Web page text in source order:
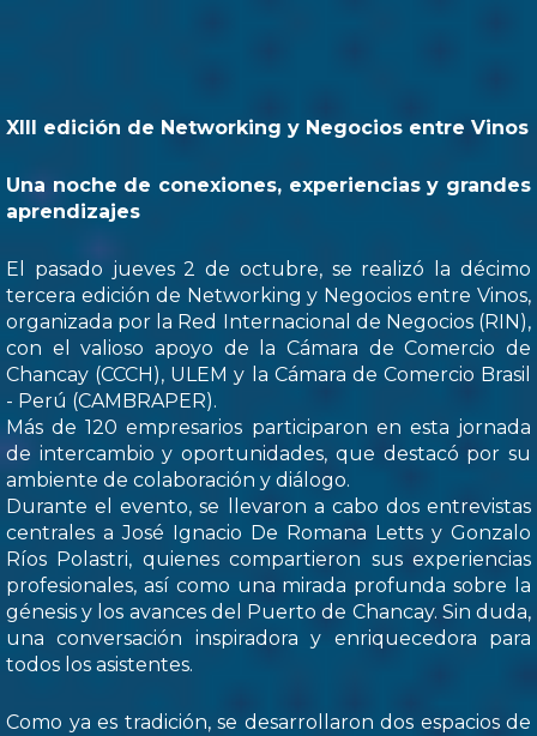
XIII edición de Networking y Negocios entre Vinos
Una noche de conexiones, experiencias y grandes
aprendizajes
El pasado jueves 2 de octubre, se realizó la décimo
tercera edición de Networking y Negocios entre Vinos,
organizada por la Red Internacional de Negocios (RIN),
con el valioso apoyo de la Cámara de Comercio de
Chancay (CCCH), ULEM y la Cámara de Comercio Brasil
- Perú (CAMBRAPER).
Más de 120 empresarios participaron en esta jornada
de intercambio y oportunidades, que destacó por su
ambiente de colaboración y diálogo.
Durante el evento, se llevaron a cabo dos entrevistas
centrales a José Ignacio De Romana Letts y Gonzalo
Ríos Polastri, quienes compartieron sus experiencias
profesionales, así como una mirada profunda sobre la
génesis y los avances del Puerto de Chancay. Sin duda,
una conversación inspiradora y enriquecedora para
todos los asistentes.
Como ya es tradición, se desarrollaron dos espacios de